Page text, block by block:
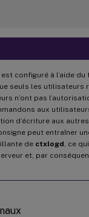
est configuré à l’aide du
seuls les utilisateurs
n’ont pas
aux
d’écriture aux
peut entraîner
de ctxlogd , ce
et, par